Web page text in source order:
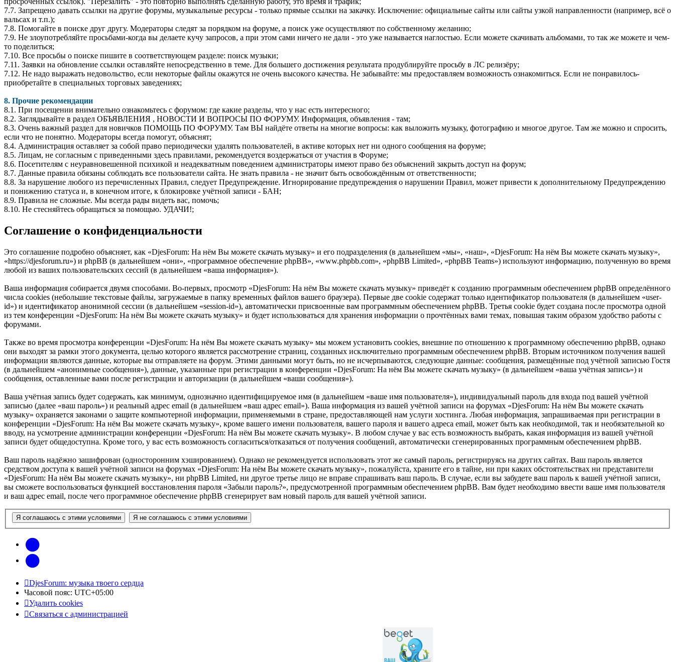
7.7. Запрещено давать ссылки на другие форумы, музыкальные ресурсы - только прямые ссылки на закачку. Исключение: официальные сайты или сайты узкой направленности (например, всё о
вальсах и т.п.);
7.8. Помогайте в поиске друг другу. Модераторы следят за порядком на форуме, а поиск уже осуществляют по собственному желанию;
7.9. Не злоупотребляйте просьбами-когда вы делаете кучу запросов, а при этом сами ничего не дали - это уже называется наглостью. Если можете скачивать альбомами, то так же можете и чем-
то поделиться;
7.10. Все просьбы о поиске пишите в соответствующем разделе: поиск музыки;
7.11. Заявки на обновление ссылки оставляйте непосредственно в теме. Для большего достижения результата продублируйте просьбу в ЛС релизёру;
7.12. Не надо выражать недовольство, если некоторые файлы окажутся не очень высокого качества. Не забывайте: мы предоставляем возможность ознакомиться. Если не понравилось-
приобретайте в специальных торговых заведениях;
8. Прочие рекомендации
8.1. При посещении внимательно ознакомьтесь с форумом: где какие разделы, что у нас есть интересного;
8.2. Заглядывайте в раздел ОБЪЯВЛЕНИЯ , НОВОСТИ И ВОПРОСЫ ПО ФОРУМУ. Информация, объявления - там;
8.3. Очень важный раздел для новичков ПОМОЩЬ ПО ФОРУМУ. Там ВЫ найдёте ответы на многие вопросы: как выложить музыку, фотографию и многое другое. Там же можно и спросить,
если что не понятно. Модераторы всегда помогут, объяснят;
8.4. Администрация оставляет за собой право периодически удалять пользователей, в активе которых нет ни одного сообщения на форуме;
8.5. Лицам, не согласным с приведенными здесь правилами, рекомендуется воздержаться от участия в Форуме;
8.6. Посетителям с неуравновешенной психикой и неадекватным поведением администраторы имеют право без объяснений закрыть доступ на форум;
8.7. Данные правила обязаны соблюдать все пользователи сайта. Не знать правила - не значит быть освобождённым от ответственности;
8.8. За нарушение любого из перечисленных Правил, следует Предупреждение. Игнорирование предупреждения о нарушении Правил, может привести к дополнительному Предупреждению
и понижению статуса и, в конечном итоге, к блокировке учётной записи - БАН;
8.9. Правила не сложные. Мы всегда рады видеть вас, помочь;
8.10. Не стесняйтесь обращаться за помощью. УДАЧИ!;
Соглашение о конфиденциальности
Это соглашение подробно объясняет, как «DjesForum: На нём Вы можете скачать музыку» и его подразделения (в дальнейшем «мы», «наш», «DjesForum: На нём Вы можете скачать музыку»,
«https://djesforum.ru») и phpBB (в дальнейшем «они», «программное обеспечение phpBB», «www.phpbb.com», «phpBB Limited», «phpBB Teams») используют информацию, полученную во время
любой из ваших пользовательских сессий (в дальнейшем «ваша информация»).
Ваша информация собирается двумя способами. Во-первых, просмотр «DjesForum: На нём Вы можете скачать музыку» приведёт к созданию программным обеспечением phpBB определённого
числа cookies (небольшие текстовые файлы, загружаемые в папку временных файлов вашего браузера). Первые две cookie содержат только идентификатор пользователя (в дальнейшем «user-
id») и идентификатор анонимной сессии (в дальнейшем «session-id»), автоматически присвоенные вам программным обеспечением phpBB. Третья cookie будет создана после просмотра одной
из тем конференции «DjesForum: На нём Вы можете скачать музыку» и будет использоваться для хранения информации о прочтённых вами темах, повышая таким образом удобство работы с
форумами.
Также во время просмотра конференции «DjesForum: На нём Вы можете скачать музыку» мы можем установить cookies, внешние по отношению к программному обеспечению phpBB, однако
они выходят за рамки этого документа, целью которого является рассмотрение страниц, созданных исключительно программным обеспечением phpBB. Вторым источником получения вашей
информации являются данные, которые вы отправляете на форум. Этими данными могут быть, но не исчерпываются, следующие данные: сообщения, размещённые под учётной записью Гостя
(в дальнейшем «анонимные сообщения»), данные, указанные при регистрации в конференции «DjesForum: На нём Вы можете скачать музыку» (в дальнейшем «ваша учётная запись») и
сообщения, оставленные вами после регистрации и авторизации (в дальнейшем «ваши сообщения»).
Ваша учётная запись будет содержать, как минимум, однозначно идентифицируемое имя (в дальнейшем «ваше имя пользователя»), индивидуальный пароль для входа под вашей учётной
записью (далее «ваш пароль») и реальный адрес email (в дальнейшем «ваш адрес email»). Ваша информация из вашей учётной записи на форумах «DjesForum: На нём Вы можете скачать
музыку» охраняется законами о защите компьютерной информации, применяемыми в стране, предоставляющей нам услуги хостинга. Любая информация, запрашиваемая при регистрации в
конференции «DjesForum: На нём Вы можете скачать музыку», кроме вашего имени пользователя, вашего пароля и вашего адреса email, может быть как необходимой, так и необязательной ко
вводу, на усмотрение администрации конференции «DjesForum: На нём Вы можете скачать музыку». В любом случае у вас есть возможность выбрать, какая информация из вашей учётной
записи будет общедоступна. Кроме того, у вас есть возможность согласиться/отказаться от получения сообщений, автоматически сгенерированных программным обеспечением phpBB.
Ваш пароль надёжно зашифрован (односторонним хэшированием). Однако не рекомендуется использовать этот же самый пароль, регистрируясь на других сайтах. Ваш пароль является
средством доступа к вашей учётной записи на форумах «DjesForum: На нём Вы можете скачать музыку», пожалуйста, храните его в тайне, ни при каких обстоятельствах ни представители
«DjesForum: На нём Вы можете скачать музыку», ни phpBB Limited, ни другое третье лицо не вправе спрашивать ваш пароль. В случае, если вы забудете ваш пароль к вашей учётной записи,
вы сможете воспользоваться функцией восстановления пароля «Забыли пароль?», предусмотренной программным обеспечением phpBB. Вам будет необходимо ввести ваше имя пользователя
и ваш адрес email, после чего программное обеспечение phpBB сгенерирует вам новый пароль для вашей учётной записи.
vk
Telegram
DjesForum: музыка твоего сердца
Часовой пояс: UTC+05:00
Удалить cookies
Связаться с администрацией